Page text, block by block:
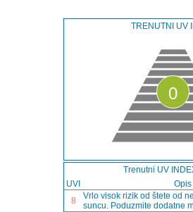
TRENUTNI UV
0
Trenutni UV
UVI
Opis
8
Vrlo visok rizik od štete od
suncu. Poduzmite dodatne